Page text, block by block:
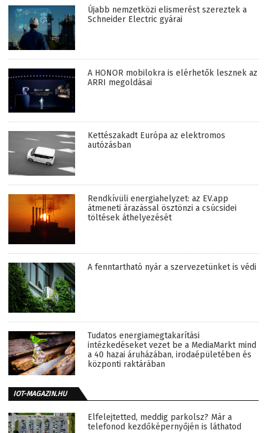
Újabb nemzetközi elismerést szereztek a
Schneider Electric gyárai
A HONOR mobilokra is elérhetők lesznek az
ARRI megoldásai
Kettészakadt Európa az elektromos
autózásban
Rendkívüli energiahelyzet: az EV.app
átmeneti árazással ösztönzi a csúcsidei
töltések áthelyezését
A fenntartható nyár a szervezetünket is védi
Tudatos energiamegtakarítási
intézkedéseket vezet be a MediaMarkt mind
a 40 hazai áruházában, irodaépületében és
központi raktárában
IOT-MAGAZIN.HU
Elfelejtetted, meddig parkolsz? Már a
telefonod kezdőképernyőjén is láthatod